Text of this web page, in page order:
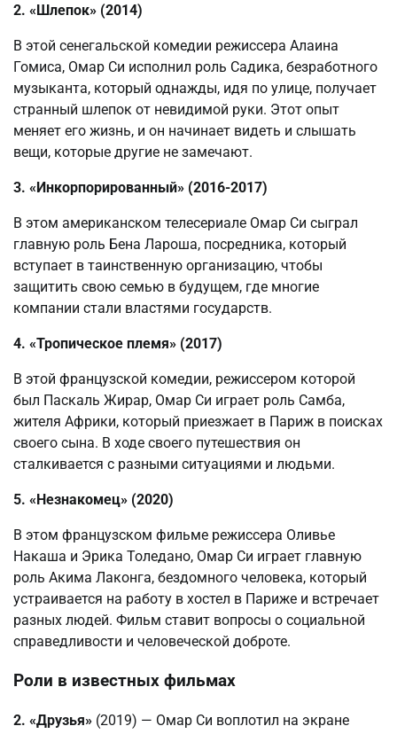
2. «Шлепок» (2014)
В этой сенегальской комедии режиссера Алаина
Гомиса, Омар Си исполнил роль Садика, безработного
музыканта, который однажды, идя по улице, получает
странный шлепок от невидимой руки. Этот опыт
меняет его жизнь, и он начинает видеть и слышать
вещи, которые другие не замечают.
3. «Инкорпорированный» (2016-2017)
В этом американском телесериале Омар Си сыграл
главную роль Бена Лароша, посредника, который
вступает в таинственную организацию, чтобы
защитить свою семью в будущем, где многие
компании стали властями государств.
4. «Тропическое племя» (2017)
В этой французской комедии, режиссером которой
был Паскаль Жирар, Омар Си играет роль Самба,
жителя Африки, который приезжает в Париж в поисках
своего сына. В ходе своего путешествия он
сталкивается с разными ситуациями и людьми.
5. «Незнакомец» (2020)
В этом французском фильме режиссера Оливье
Накаша и Эрика Толедано, Омар Си играет главную
роль Акима Лаконга, бездомного человека, который
устраивается на работу в хостел в Париже и встречает
разных людей. Фильм ставит вопросы о социальной
справедливости и человеческой доброте.
Роли в известных фильмах
2. «Друзья» (2019) — Омар Си воплотил на экране